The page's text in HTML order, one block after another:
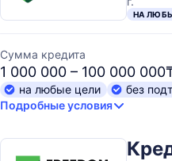
НА
Сумма кредита
1 000 000 – 100 000
на любые цели без
Подробные условия